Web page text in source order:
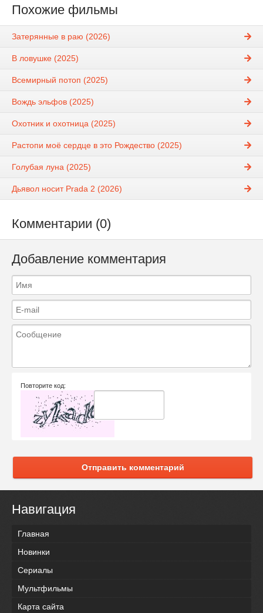
Похожие фильмы
Затерянные в раю (2026)
В ловушке (2025)
Всемирный потоп (2025)
Вождь эльфов (2025)
Охотник и охотница (2025)
Растопи моё сердце в это Рождество (2025)
Голубая луна (2025)
Дьявол носит Prada 2 (2026)
Комментарии (0)
Добавление комментария
Повторите код:
Отправить комментарий
Навигация
Главная
Новинки
Сериалы
Мультфильмы
Карта сайта